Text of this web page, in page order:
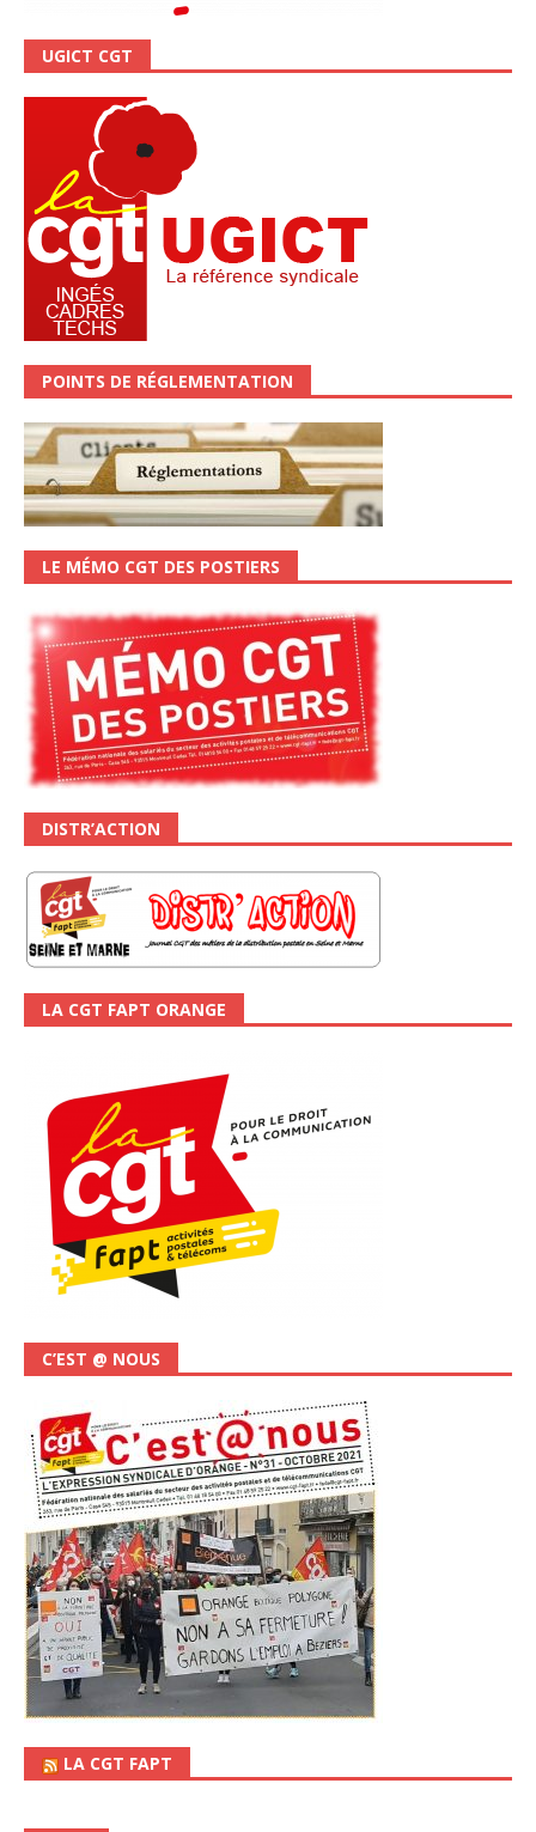
UGICT CGT
POINTS DE RÉGLEMENTATION
LE MÉMO CGT DES POSTIERS
DISTR’ACTION
LA CGT FAPT ORANGE
C’EST @ NOUS
LA CGT FAPT